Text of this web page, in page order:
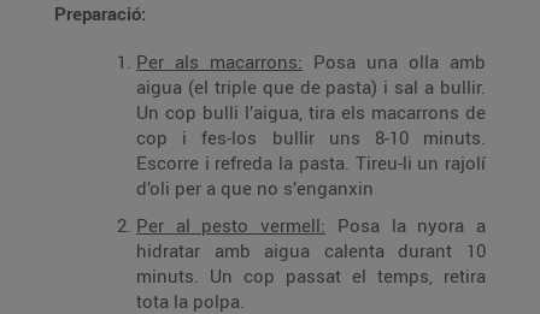
Preparació:
Per als macarrons: Posa una olla amb
aigua (el triple que de pasta) i sal a bullir.
Un cop bulli l’aigua, tira els macarrons de
cop i fes-los bullir uns 8-10 minuts.
Escorre i refreda la pasta. Tireu-li un rajolí
d’oli per a que no s’enganxin
Per al pesto vermell: Posa la nyora a
hidratar amb aigua calenta durant 10
minuts. Un cop passat el temps, retira
tota la polpa.